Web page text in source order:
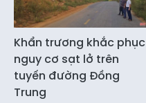
Khẩn trương khắc phục
nguy cơ sạt lở trên
tuyến đường Đồng
Trung